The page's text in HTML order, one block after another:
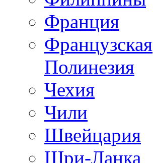
Франция
Французская
Полинезия
Чехия
Чили
Швейцария
Шри-Ланка